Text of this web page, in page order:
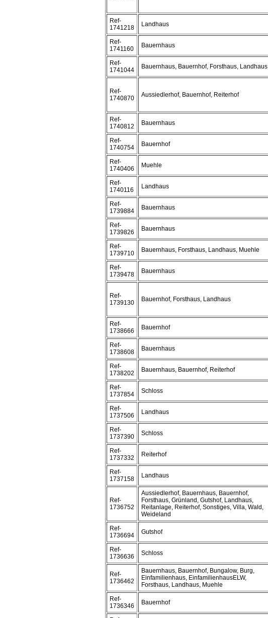
Ref-
1741218
Landhaus
Ref-
1741160
Bauernhaus
Ref-
1741044
Bauernhaus, Bauernhof, Forsthaus, Landhaus
Ref-
1740870
Aussiedlerhof, Bauernhof, Reiterhof
Ref-
1740812
Bauernhaus
Ref-
1740754
Bauernhof
Ref-
1740406
Muehle
Ref-
1740116
Landhaus
Ref-
1739884
Bauernhaus
Ref-
1739826
Bauernhaus
Ref-
1739710
Bauernhaus, Forsthaus, Landhaus, Muehle
Ref-
1739478
Bauernhaus
Ref-
1739130
Bauernhof, Forsthaus, Landhaus
Ref-
1738666
Bauernhof
Ref-
1738608
Bauernhaus
Ref-
1738202
Bauernhaus, Bauernhof, Reiterhof
Ref-
1737854
Schloss
Ref-
1737506
Landhaus
Ref-
1737390
Schloss
Ref-
1737332
Reiterhof
Ref-
1737158
Landhaus
Ref-
1736752
Aussiedlerhof, Bauernhaus, Bauernhof,
Forsthaus, Grünland, Gutshof, Landhaus,
Reitanlage, Reiterhof, Sonstiges, Villa, Wald,
Weideland
Ref-
1736694
Gutshof
Ref-
1736636
Schloss
Ref-
1736462
Bauernhaus, Bauernhof, Bungalow, Burg,
Einfamilienhaus, EinfamilienhausELW,
Forsthaus, Landhaus, Muehle
Ref-
1736346
Bauernhof